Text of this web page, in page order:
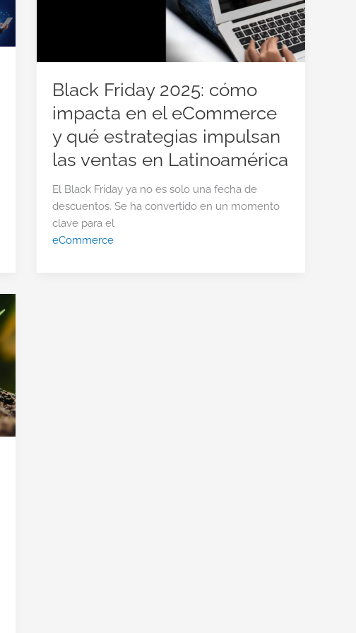
Black Friday 2025: cómo
impacta en el eCommerce
y qué estrategias impulsan
las ventas en Latinoamérica
El Black Friday ya no es solo una fecha de
descuentos. Se ha convertido en un momento
clave para el
eCommerce